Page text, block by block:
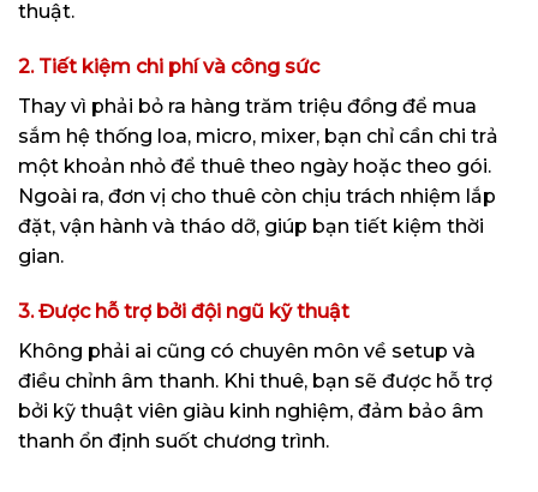
thuật.
2. Tiết kiệm chi phí và công sức
Thay vì phải bỏ ra hàng trăm triệu đồng để mua
sắm hệ thống loa, micro, mixer, bạn chỉ cần chi trả
một khoản nhỏ để thuê theo ngày hoặc theo gói.
Ngoài ra, đơn vị cho thuê còn chịu trách nhiệm lắp
đặt, vận hành và tháo dỡ, giúp bạn tiết kiệm thời
gian.
3. Được hỗ trợ bởi đội ngũ kỹ thuật
Không phải ai cũng có chuyên môn về setup và
điều chỉnh âm thanh. Khi thuê, bạn sẽ được hỗ trợ
bởi kỹ thuật viên giàu kinh nghiệm, đảm bảo âm
thanh ổn định suốt chương trình.